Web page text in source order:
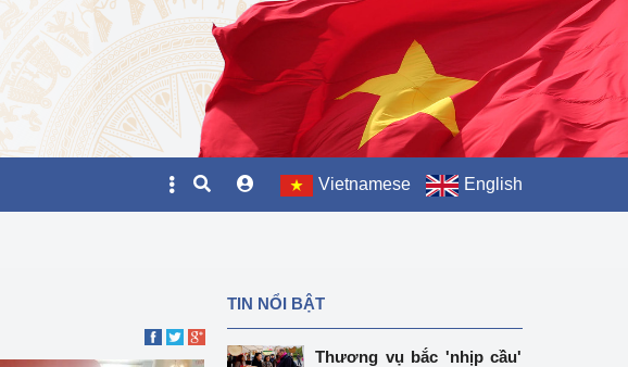
Vietnamese English
TIN NỔI BẬT
Thương vụ bắc 'nhịp cầu'